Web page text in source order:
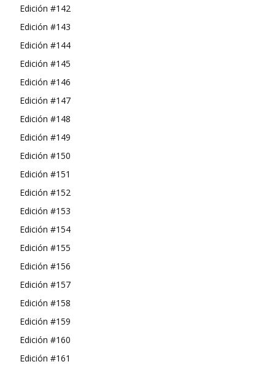
Edición #142
Edición #143
Edición #144
Edición #145
Edición #146
Edición #147
Edición #148
Edición #149
Edición #150
Edición #151
Edición #152
Edición #153
Edición #154
Edición #155
Edición #156
Edición #157
Edición #158
Edición #159
Edición #160
Edición #161